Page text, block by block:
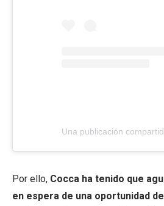
Por ello, Cocca ha tenido que
en espera de una oportunidad